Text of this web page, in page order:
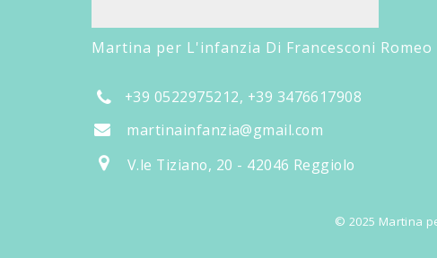
Martina per L'infanzia Di Francesconi Romeo
+39 0522975212, +39 3476617908
martinainfanzia@gmail.com
V.le Tiziano, 20 - 42046 Reggiolo
© 2025 Martina